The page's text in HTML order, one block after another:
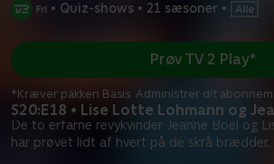
• Quiz-shows • 21 sæsoner •
S20:E18 • Lise Lotte Lohmann og
De to erfarne revykvinder Jeanne Boel og
har prøvet lidt af hvert på de skrå brædder.
Prøv TV 2 Play*
*Kræver pakken Basis. Administrer dit